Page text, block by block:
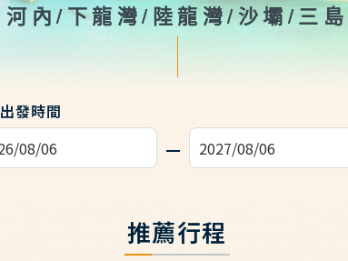
河內/下龍灣/陸龍灣/沙壩/三島
出發時間
推薦行程